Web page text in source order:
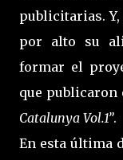
publicitarias.
por alto su
formar el
que publicaron
Catalunya Vol.1”.
En esta última